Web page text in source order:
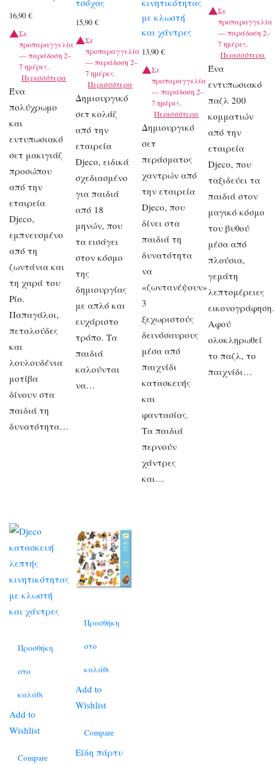
16,90 €
Σε
προπαραγγελία
— παράδοση 2–
7 ημέρες.
Περισσότερα
Ένα
πολύχρωμο
και
εντυπωσιακό
σετ μακιγιάζ
προσώπου
από την
εταιρεία
Djeco,
εμπνευσμένο
από τη
ζωντάνια και
τη χαρά του
Ρίο.
Παπαγάλοι,
πεταλούδες
και
λουλουδένια
μοτίβα
δίνουν στα
παιδιά τη
δυνατότητα…
15,90€
Σε
προπαραγγελία
— παράδοση 2–
7 ημέρες.
Περισσότερα
Δημιουργικό
σετ κολάζ
από την
εταιρεία
Djeco, ειδικά
σχεδιασμένο
για παιδιά
από 18
μηνών, που
τα εισάγει
στον κόσμο
της
δημιουργίας
με απλό και
ευχάριστο
τρόπο. Τα
παιδιά
καλούνται
να…
με κλωστή
και χάντρες
13,90€
Σε
προπαραγγελία
— παράδοση 2–
7 ημέρες.
Περισσότερα
Δημιουργικό
σετ
περάσματος
χαντρών από
την εταιρεία
Djeco, που
δίνει στα
παιδιά τη
δυνατότητα
να
«ζωντανέψουν»
3
ξεχωριστούς
δεινόσαυρους
μέσα από
παιχνίδι
κατασκευής
και
φαντασίας.
Τα παιδιά
περνούν
χάντρες
και…
Σε
προπαραγγελία
— παράδοση 2–
7 ημέρες.
Περισσότερα
Ένα
εντυπωσιακό
παζλ 200
κομματιών
από την
εταιρεία
Djeco, που
ταξιδεύει τα
παιδιά στον
μαγικό κόσμο
του βυθού
μέσα από
πλούσια,
γεμάτη
λεπτομέρειες
εικονογράφηση.
Αφού
ολοκληρωθεί
το παζλ, το
παιχνίδι…
Προσθήκη
στο
καλάθι
Add to
Wishlist
Compare
Προσθήκη
στο
καλάθι
Add to
Wishlist
Compare
Είδη πάρτυ